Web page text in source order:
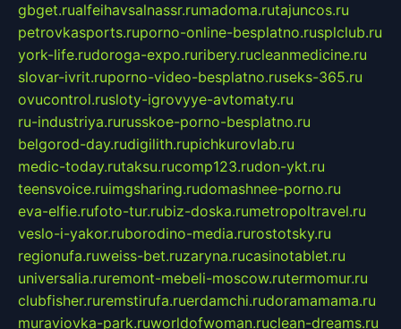
gbget.rualfeihavsalnassr.rumadoma.rutajuncos.ru
petrovkasports.ruporno-online-besplatno.rusplclub.ru
york-life.rudoroga-expo.ruribery.rucleanmedicine.ru
slovar-ivrit.ruporno-video-besplatno.ruseks-365.ru
ovucontrol.rusloty-igrovyye-avtomaty.ru
ru-industriya.rurusskoe-porno-besplatno.ru
belgorod-day.rudigilith.rupichkurovlab.ru
medic-today.rutaksu.rucomp123.rudon-ykt.ru
teensvoice.ruimgsharing.rudomashnee-porno.ru
eva-elfie.rufoto-tur.rubiz-doska.rumetropoltravel.ru
veslo-i-yakor.ruborodino-media.rurostotsky.ru
regionufa.ruweiss-bet.ruzaryna.rucasinotablet.ru
universalia.ruremont-mebeli-moscow.rutermomur.ru
clubfisher.ruremstirufa.ruerdamchi.rudoramamama.ru
muraviovka-park.ruworldofwoman.ruclean-dreams.ru